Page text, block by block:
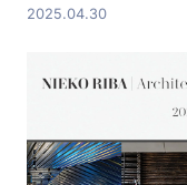
2025.04.30